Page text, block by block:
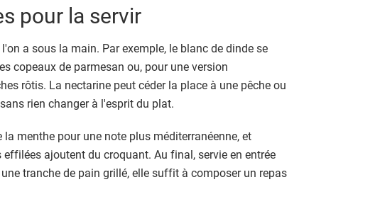
pour la servir
a sous la main. Par exemple, le blanc de dinde se
copeaux de parmesan ou, pour une version
rôtis. La nectarine peut céder la place à une pêche ou
rien changer à l'esprit du plat.
menthe pour une note plus méditerranéenne, et
ajoutent du croquant. Au final, servie en entrée
tranche de pain grillé, elle suffit à composer un repas